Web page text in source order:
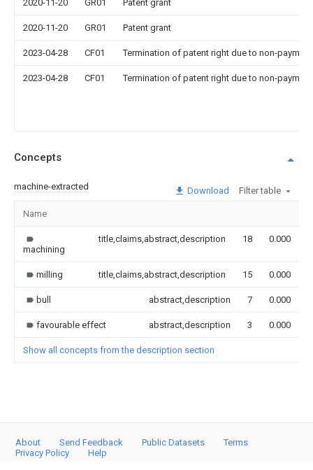
2020-11-20 GR01 Patent grant
2020-11-20 GR01 Patent grant
2023-04-28 CF01 Termination of patent right due to non-
2023-04-28 CF01 Termination of patent right due to non-
Concepts
machine-extracted Download Filter table
Name
machining
title,claims,abstract,description 18 0.000
milling title,claims,abstract,description 15 0.000
bull abstract,description 7 0.000
favourable effect abstract,description 3 0.000
Show all concepts from the description section
About Send Feedback Public Datasets
Terms
Privacy Policy
Help